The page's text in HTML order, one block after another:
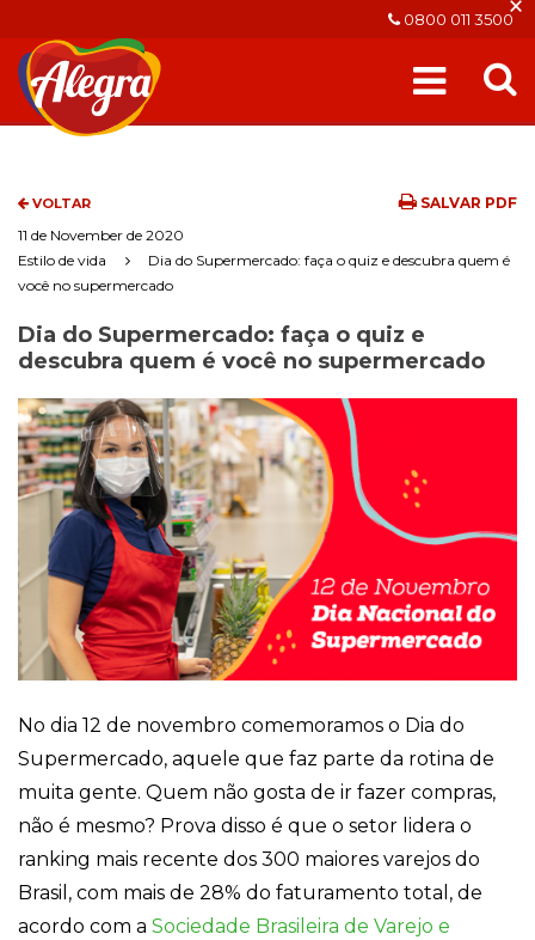
0800 011 3500
VOLTAR
SALVAR PDF
11 de November de 2020
Estilo de vida
Dia do Supermercado: faça o quiz e descubra quem é
você no supermercado
Dia do Supermercado: faça o quiz e
descubra quem é você no supermercado
No dia 12 de novembro comemoramos o Dia do
Supermercado, aquele que faz parte da rotina de
muita gente. Quem não gosta de ir fazer compras,
não é mesmo? Prova disso é que o setor lidera o
ranking mais recente dos 300 maiores varejos do
Brasil, com mais de 28% do faturamento total, de
acordo com a Sociedade Brasileira de Varejo e
Cookies
Necessários
opcionais. Eles
são necessários
para o
funcionamento
do site.
Eu aceito os
Cookies de
Funcionalidade